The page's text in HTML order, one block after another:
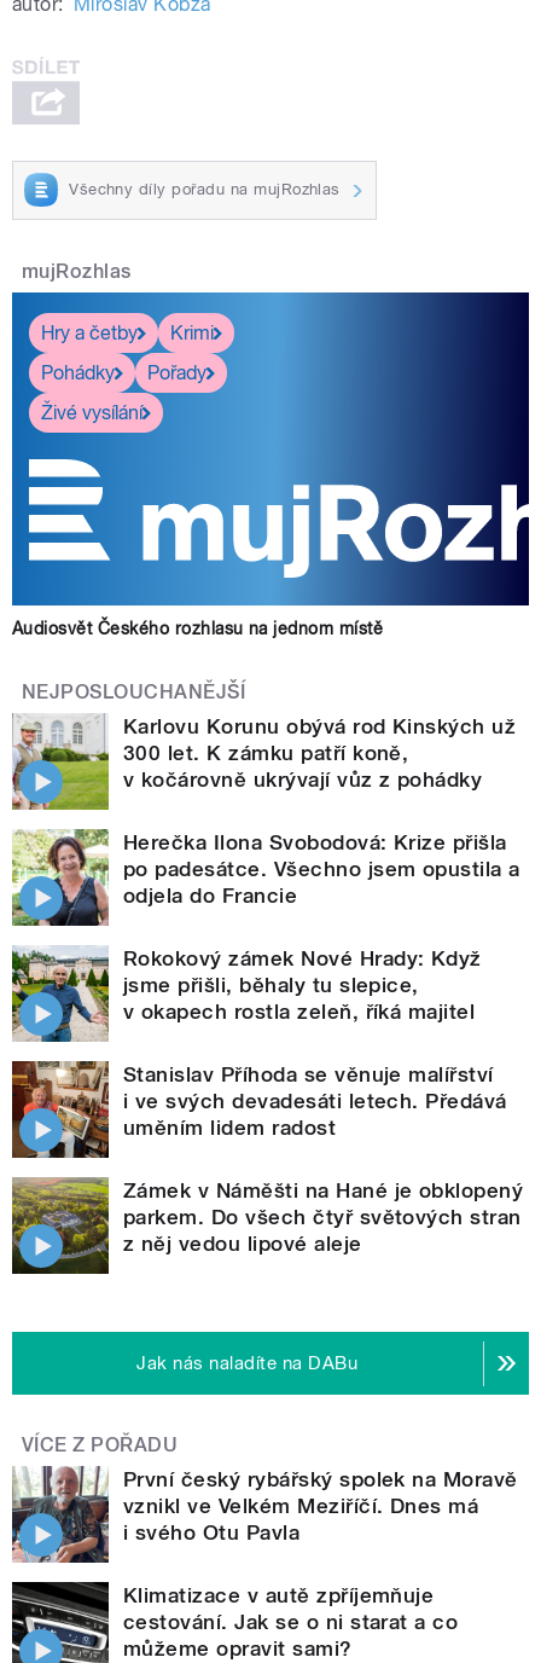
Všechny díly pořadu na mujRozhlas
mujRozhlas
Hry a četby
Krimi
Pohádky
Pořady
Živé vysílání
Audiosvět Českého rozhlasu na jednom místě
NEJPOSLOUCHANĚJŠÍ
Karlovu Korunu obývá rod Kinských už
300 let. K zámku patří koně,
v kočárovně ukrývají vůz z pohádky
Herečka Ilona Svobodová: Krize přišla
po padesátce. Všechno jsem opustila a
odjela do Francie
Rokokový zámek Nové Hrady: Když
jsme přišli, běhaly tu slepice,
v okapech rostla zeleň, říká majitel
Stanislav Příhoda se věnuje malířství
i ve svých devadesáti letech. Předává
uměním lidem radost
Zámek v Náměšti na Hané je obklopený
parkem. Do všech čtyř světových stran
z něj vedou lipové aleje
Jak nás naladíte na DABu
VÍCE Z POŘADU
První český rybářský spolek na Moravě
vznikl ve Velkém Meziříčí. Dnes má
i svého Otu Pavla
Klimatizace v autě zpříjemňuje
cestování. Jak se o ni starat a co
můžeme opravit sami?